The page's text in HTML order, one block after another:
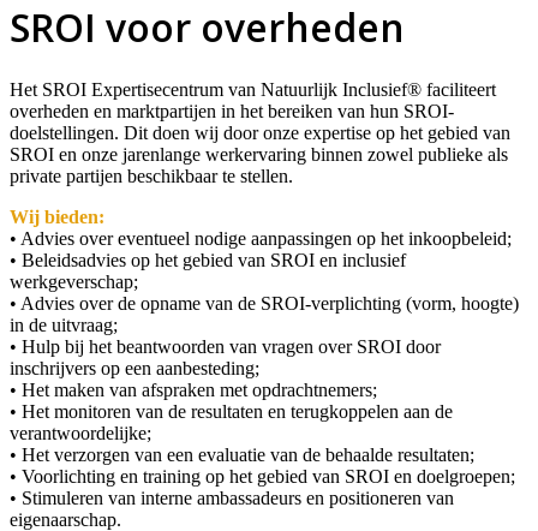
SROI voor overheden
Het SROI Expertisecentrum van Natuurlijk Inclusief® faciliteert
overheden en marktpartijen in het bereiken van hun SROI-
doelstellingen. Dit doen wij door onze expertise op het gebied van
SROI en onze jarenlange werkervaring binnen zowel publieke als
private partijen beschikbaar te stellen.
Wij bieden:
• Advies over eventueel nodige aanpassingen op het inkoopbeleid;
• Beleidsadvies op het gebied van SROI en inclusief
werkgeverschap;
• Advies over de opname van de SROI-verplichting (vorm, hoogte)
in de uitvraag;
• Hulp bij het beantwoorden van vragen over SROI door
inschrijvers op een aanbesteding;
• Het maken van afspraken met opdrachtnemers;
• Het monitoren van de resultaten en terugkoppelen aan de
verantwoordelijke;
• Het verzorgen van een evaluatie van de behaalde resultaten;
• Voorlichting en training op het gebied van SROI en doelgroepen;
• Stimuleren van interne ambassadeurs en positioneren van
eigenaarschap.